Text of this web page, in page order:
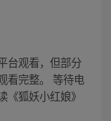
台观看，但部分
看完整。 等待电
狐妖小红娘》